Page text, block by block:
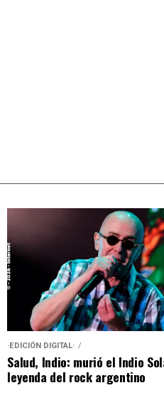
·EDICIÓN DIGITAL·
Salud, Indio: murió el Indio
leyenda del rock argentino